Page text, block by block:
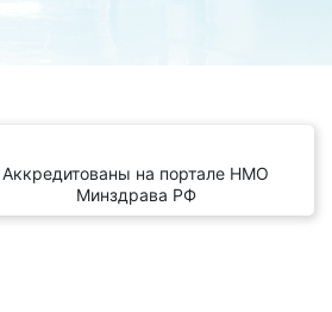
Аккредитованы на портале НМО
Минздрава РФ